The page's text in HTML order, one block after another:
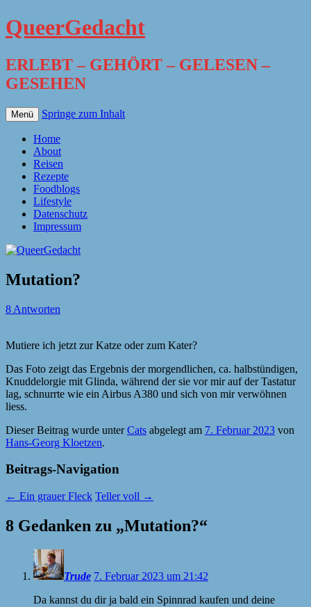
QueerGedacht
ERLEBT – GEHÖRT – GELESEN –
GESEHEN
Menü Springe zum Inhalt
Home
About
Reisen
Rezepte
Foodblogs
Lifestyle
Datenschutz
Impressum
Mutation?
8 Antworten
Mutiere ich jetzt zur Katze oder zum Kater?
Das Foto zeigt das Ergebnis der morgendlichen, ca. halbstündigen,
Knuddelorgie mit Glinda, während der sie vor mir auf der Tastatur
lag, schnurrte wie ein Airbus A380 und sich von mir verwöhnen
liess.
Dieser Beitrag wurde unterCats abgelegt am 7. Februar 2023 von
Hans-Georg Kloetzen.
Beitrags-Navigation
← Ein grauer Fleck Teller voll →
8 Gedanken zu „Mutation?“
Trude 7. Februar 2023 um 21:42
Da kannst du dir ja bald ein Spinnrad kaufen und deine